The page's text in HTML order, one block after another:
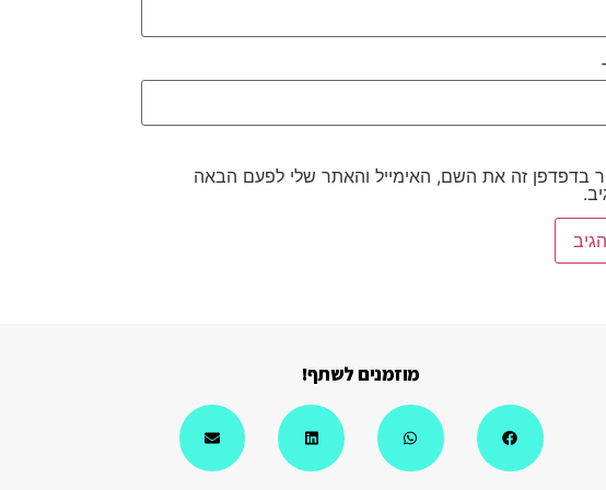
בדפדפן זה את השם, האימייל והאתר שלי לפעם הבאה
מוזמנים לשתף!